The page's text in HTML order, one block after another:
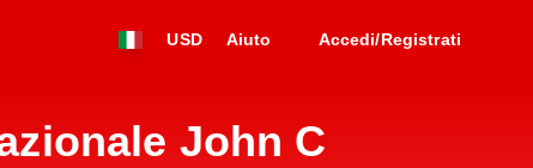
USD Aiuto Accedi/Registrati
John C